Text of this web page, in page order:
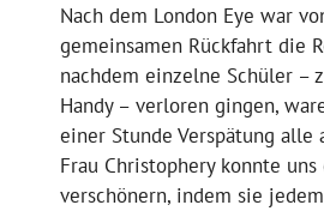
Nach dem London Eye war
gemeinsamen Rückfahrt die
nachdem einzelne Schüler –
Handy – verloren gingen,
einer Stunde Verspätung alle
Frau Christophery konnte
verschönern, indem sie